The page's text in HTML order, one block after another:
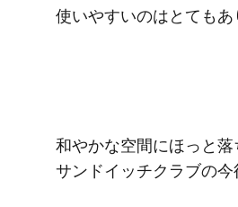
使いやすいのは​とても​あ
和やかな​空間に​ほっと​落
サンドイッチクラブの​今